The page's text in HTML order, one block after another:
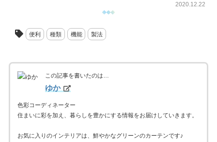
2020.12.22
便利 種類 機能 製法
この記事を書いたのは…
ゆか
色彩コーディネーター
住まいに彩を加え、暮らしを豊かにする情報をお届けしていきます。
お気に入りのインテリアは、鮮やかなグリーンのカーテンです♪